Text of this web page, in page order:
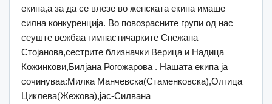
екипа,а за да се влезе во женската екипа имаше
силна конкуренција. Во повозрасните групи од нас
сеуште вежбаа гимнастичарките Снежана
Стојанова,сестрите близначки Верица и Надица
Кожинкови,Билјана Рогожарова . Нашата екипа ја
сочинуваа:Милка Манчевска(Стаменковска),Олгица
Циклева(Жежова),јас-Силвана